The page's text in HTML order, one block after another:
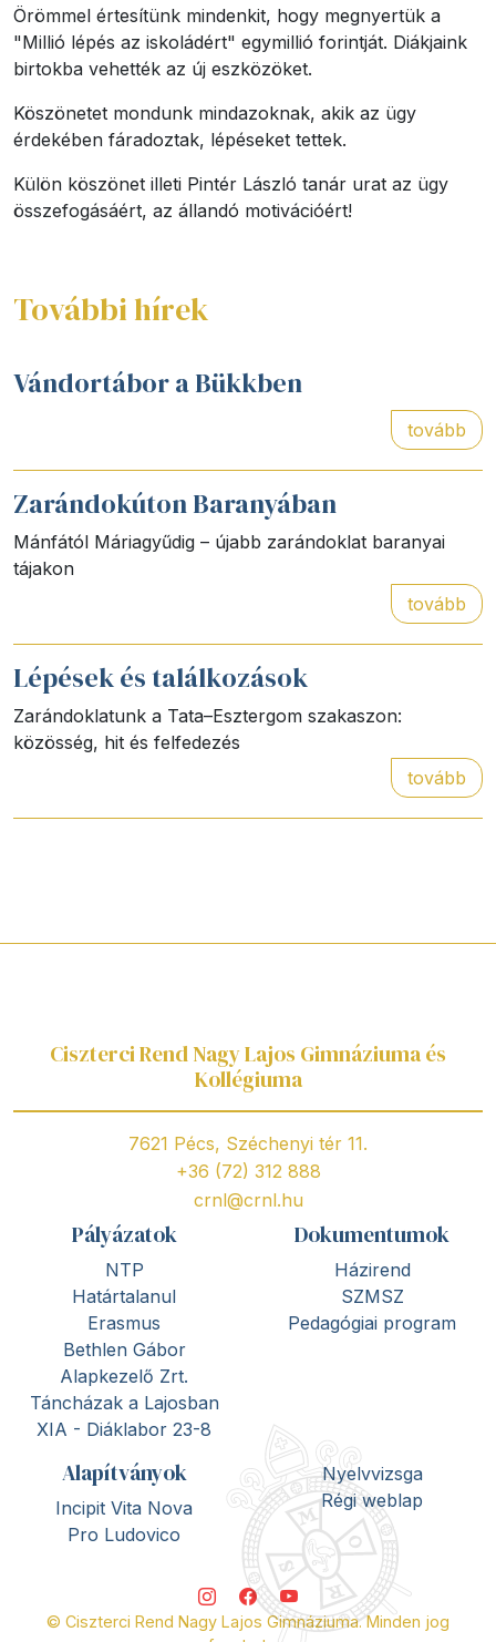
Örömmel értesítünk mindenkit, hogy megnyertük a
"Millió lépés az iskoládért" egymillió forintját. Diákjaink
birtokba vehették az új eszközöket.
Köszönetet mondunk mindazoknak, akik az ügy
érdekében fáradoztak, lépéseket tettek.
Külön köszönet illeti Pintér László tanár urat az ügy
összefogásáért, az állandó motivációért!
További hírek
Vándortábor a Bükkben
tovább
Zarándokúton Baranyában
Mánfától Máriagyűdig – újabb zarándoklat baranyai
tájakon
tovább
Lépések és találkozások
Zarándoklatunk a Tata–Esztergom szakaszon:
közösség, hit és felfedezés
tovább
Ciszterci Rend Nagy Lajos Gimnáziuma és
Kollégiuma
7621 Pécs, Széchenyi tér 11.
+36 (72) 312 888
crnl@crnl.hu
Pályázatok
NTP
Határtalanul
Erasmus
Bethlen Gábor
Alapkezelő Zrt.
Táncházak a Lajosban
XIA - Diáklabor 23-8
Dokumentumok
Házirend
SZMSZ
Pedagógiai program
Alapítványok
Incipit Vita Nova
Pro Ludovico
Nyelvvizsga
Régi weblap
© Ciszterci Rend Nagy Lajos Gimnáziuma. Minden jog